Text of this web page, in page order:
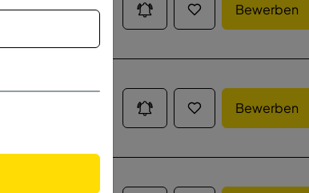
Vollzeit Bewerben
Bewerben